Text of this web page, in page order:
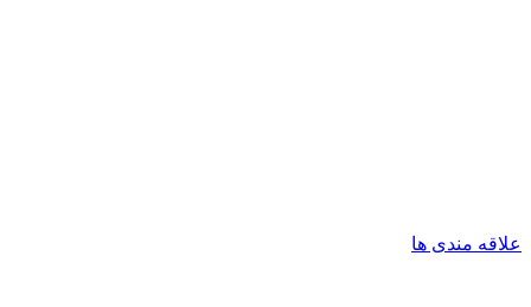
علاقه مندی ها